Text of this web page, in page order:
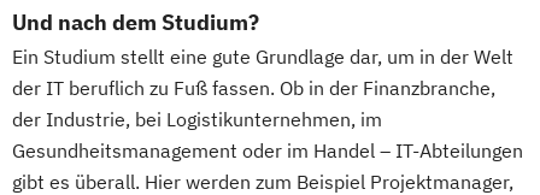
Und nach dem Studium?
Ein Studium stellt eine gute Grundlage dar, um in der Welt
der IT beruflich zu Fuß fassen. Ob in der Finanzbranche,
der Industrie, bei Logistikunternehmen, im
Gesundheitsmanagement oder im Handel – IT-Abteilungen
gibt es überall. Hier werden zum Beispiel Projektmanager,